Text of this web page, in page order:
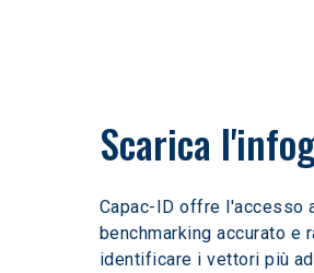
Scarica
Capac-ID offre l'accesso
benchmarking accurato e
identificare i vettori più